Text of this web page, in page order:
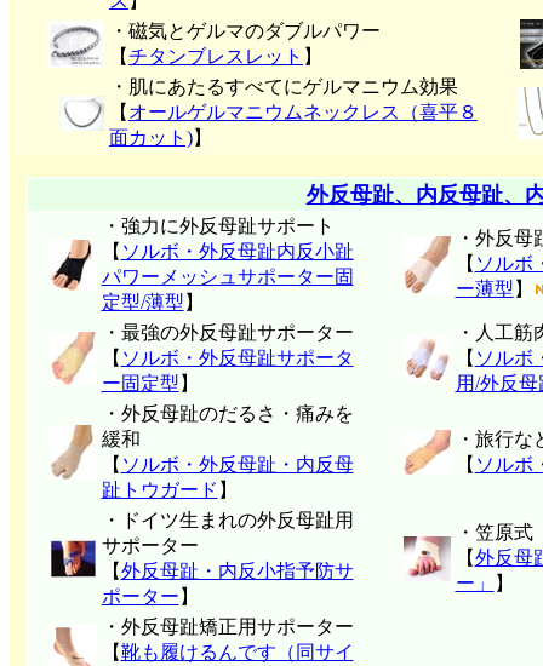
・磁気とゲルマのダブルパワー
【チタンブレスレット 】
・肌にあたるすべてにゲルマニウム効果
【 オールゲルマニウムネックレス（喜平８
面カット)】
外反母趾、内反母趾、
・強力に外反母趾サポート
【 ソルボ・外反母趾内反小趾
パワーメッシュサポーター固
定型/薄型 】
・外反
【 ソルボ
ー薄型 】
・最強の外反母趾サポーター
【 ソルボ・外反母趾サポータ
ー固定型 】
・人工筋
【 ソルボ
用/外反
・外反母趾のだるさ・痛みを
緩和
【 ソルボ・外反母趾・内反母
趾トウガード 】
・旅行な
【 ソルボ
・ドイツ生まれの外反母趾用
サポーター
【外反母趾・内反小指予防サ
ポーター 】
・笠原式
【外反母
ー」
】
・外反母趾矯正用サポーター
【靴も履けるんです（同サイ